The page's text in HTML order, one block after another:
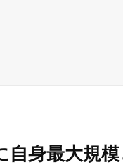
自身最大規